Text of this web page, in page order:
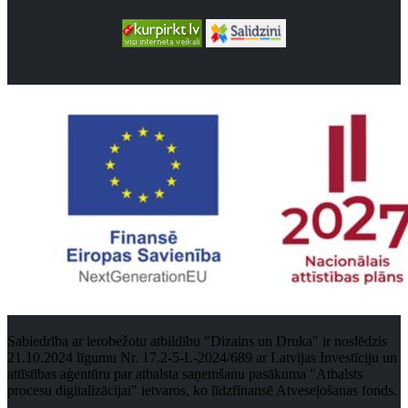
Sabiedrība ar ierobežotu atbildību "Dizains un Druka" ir noslēdzis
21.10.2024 līgumu Nr. 17.2-5-L-2024/689 ar Latvijas Investīciju un
attīstības aģentūru par atbalsta saņemšanu pasākuma "Atbalsts
procesu digitalizācijai" ietvaros, ko līdzfinansē Atveseļošanas fonds.